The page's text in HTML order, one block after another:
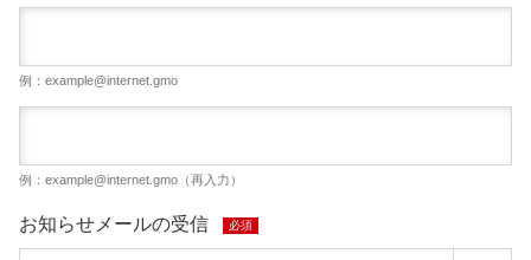
例： example@internet.gmo
例： example@internet.gmo （再入力）
お知らせメールの受信 必須